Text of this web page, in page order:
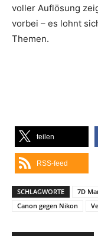
voller Auflösung
vorbei – es lohnt
Themen.
teilen
RSS-feed
SCHLAGWORTE 7D
Canon gegen Nikon